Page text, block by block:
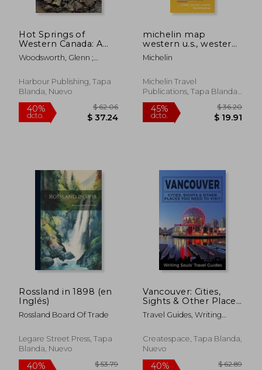
$ 21.58
Hot Springs of
Western Canada: A
Complete Guide, 4th
Edition (en Inglés)
Woodsworth, Glenn ;
Harbour Publishing, Tapa
Blanda, Nuevo
40%
dcto. $ 37.24
michelin map
western u.s., western
canada (en Inglés)
Michelin
Michelin Travel
Publications, Tapa Blanda,
Nuevo
dcto. $
Rossland in 1898 (en
Inglés)
Rossland Board Of Trade
Legare Street Press, Tapa
Blanda, Nuevo
Vancouver: Cities,
Sights & Other Places
You NEED To Visit (en
Inglés)
Travel Guides, Writing
Createspace, Tapa Blanda,
Nuevo